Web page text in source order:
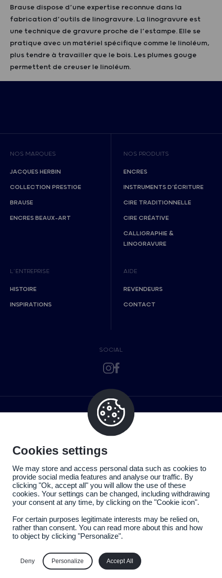
Brause dispose d’une expertise reconnue dans la
fabrication d’outils de linogravure. La linogravure est
une technique de gravure proche de l’estampe. Elle se
pratique avec un matériel spécifique comme le linoléum,
plus tendre à travailler que le bois. Les plumes gouge
permettent de creuser le linoléum.
NOS MARQUES
JACQUES HERBIN
COLLECTION PRESTIGE
BRAUSE
ENCRES BEAUX-ART
NOS PRODUITS
ENCRES
INSTRUMENTS D’ÉCRITURE
CIRE TRADITIONNELLE
CIRE CRÉATIVE
CALLIGRAPHIE &
LINOGRAVURE
L’ENTREPRISE
HISTOIRE
INSPIRATIONS
AIDE
REVENDEURS
CONTACT
SOCIAL
Cookies settings
We may store and access personal data such as cookies to
provide social media features and analyse our traffic. By
clicking "Ok, accept all" you will allow the use of these
cookies. Your settings can be changed, including withdrawing
your consent at any time, by clicking on the "Cookie icon".
For certain purposes legitimate interests may be relied on,
rather than consent. You can read more about this and how
to object by clicking "Personalize".
Deny Personalize Accept All